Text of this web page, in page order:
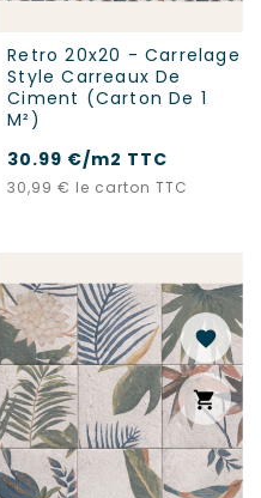
Retro 20x20 - Carrelage
Style Carreaux De
Ciment (carton De 1
M²)
30.99 €/m2 TTC
30,99 € le carton TTC
favorite
shopping_cart